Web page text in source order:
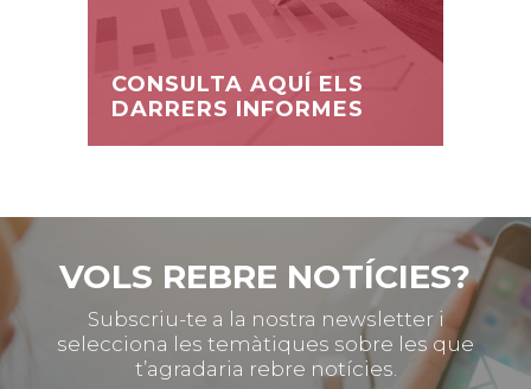
CONSULTA AQUÍ ELS
DARRERS INFORMES
VOLS REBRE NOTÍCIES?
Subscriu-te a la nostra newsletter i
selecciona les temàtiques sobre les que
t’agradaria rebre notícies.